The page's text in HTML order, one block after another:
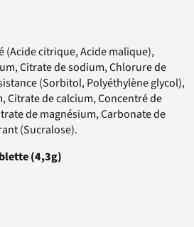
(Acide citrique, Acide malique),
Citrate de sodium, Chlorure de
(Sorbitol, Polyéthylène glycol),
Citrate de calcium, Concentré de
de magnésium, Carbonate de
(Sucralose).
(4,3g)